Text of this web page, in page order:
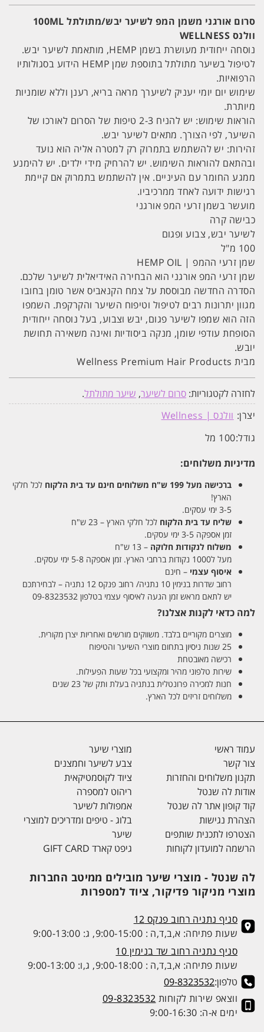
לשיער
יבש/מתולתל
100ML
וולנס
WELLNESS
סרום אורגני משמן המפ לשיער יבש/מתולתל 100ML
וולנס WELLNESS
נוסחה ייחודית מעושרת בשמן HEMP, מותאמת לשיער יבש.
לטיפול בשיער מתולתל בתוספת שמן HEMP הידוע בסגולותיו
הרפואיות.
שימוש יום יומי יעניק לשיערך מראה בריא, רענן וללא שומניות
מיותרת.
הוראות שימוש: יש להניח 2-3 טיפות של הסרום לאורכו של
השיער, לפי הצורך. מתאים לשיער יבש.
זהירות: יש להשתמש בתמרוק רק למטרה אליה הוא נועד
ובהתאם להוראות השימוש. יש להרחיק מידי ילדים. יש להימנע
ממגע החומר עם העיניים. אין להשתמש בתמרוק אם קיימת
רגישות ידועה לאחד ממרכיביו.
מועשר בשמן זרעי המפ אורגני
כבישה קרה
לשיער יבש, צבוע ופגום
100 מ"ל
שמן זרעי ההמפ | HEMP OIL
שמן זרעי המפ אורגני הוא הבחירה האידיאלית לשיער שלכם.
הסדרה החדשה מבוססת על צמח הקנאביס אשר טומן בחובו
מגוון יתרונות רבים לטיפול וטיפוח השיער והקרקפת. השמפו
הזה הוא שמפו לשיער פגום, יבש וצבוע, בעל נוסחה ייחודית
הסופחת עודפי שומן, מנקה ביסודיות ואינה משאירה תחושת
יובש.
מבית Wellness Premium Hair Products
לחזרה לקטגוריות: סרום לשיער, שיער מתולתל.
יצרן: וולנס | Wellness
גודל:100 מל
מדיניות משלוחים:
ברכישה מעל 199 ש"ח משלוחים חינם עד בית הלקוח לכל חלקי
הארץ!
3-5 ימי עסקים.
שליח עד בית הלקוח לכל חלקי הארץ – 23 ש"ח
זמן אספקה 3-5 ימי עסקים.
משלוח לנקודות חלוקה – 13 ש"ח
מעל ל1000 נקודות ברחבי הארץ. זמן אספקה 5-8 ימי עסקים.
איסוף עצמי – חינם
רחוב שדרות בנימין 10 נתניה/ רחוב פנקס 12 נתניה – לבחירתכם
יש לתאם מראש זמן הגעה לאיסוף עצמי בטלפון 09-8323532
למה כדאי לקנות אצלנו?
מוצרים מקוריים בלבד. משווקים מורשים ואחריות יצרן מקורית.
25 שנות ניסיון בתחום מוצרי השיער והטיפוח
רכישה מאובטחת
שירות טלפוני מהיר ומקצועי בכל שעות הפעילות.
חנות למכירה פרונטלית בנתניה בעלת ותק של 23 שנים
משלוחים זריזים לכל הארץ.
עמוד ראשי
צור קשר
תקנון משלוחים והחזרות
אודות לה שנטל
קוד קופון אתר לה שנטל
הצהרת נגישות
הצטרפו לתכנית שותפים
הרשמה למועדון לקוחות
מוצרי שיער
צבע לשיער וחמצנים
ציוד לקוסמטיקאית
ריהוט למספרה
אמפולות לשיער
בלוג - טיפים ומדריכים למוצרי
שיער
גיפט קארד GIFT CARD
לה שנטל - מוצרי שיער מובילים ממיטב החברות
מוצרי מניקור פדיקור, ציוד למספרות
סניף נתניה רחוב פנקס 12
שעות פתיחה: א,ב,ד,ה : 9:00-15:00, ג: 9:00-13:00
סניף נתניה רחוב שד בנימין 10
שעות פתיחה: א,ב,ד,ה : 9:00-18:00, ג,ו: 9:00-13:00
טלפון:09-8323532
ווצאפ שירות לקוחות 09-8323532
ימים א-ה: 9:00-16:30